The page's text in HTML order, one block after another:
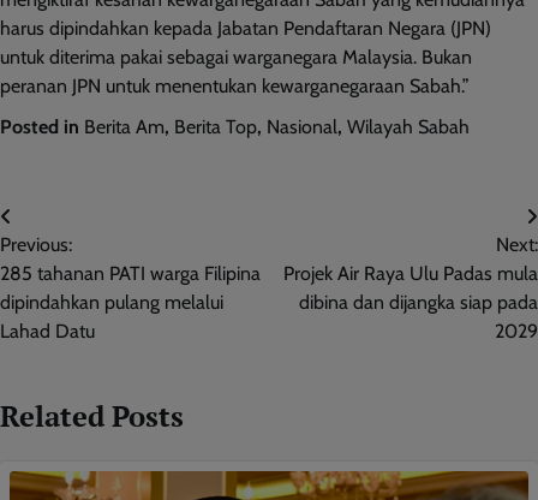
harus dipindahkan kepada Jabatan Pendaftaran Negara (JPN)
untuk diterima pakai sebagai warganegara Malaysia. Bukan
peranan JPN untuk menentukan kewarganegaraan Sabah.”
Posted in Berita Am, Berita Top, Nasional, Wilayah Sabah
Post
navigation
Previous:
285 tahanan PATI warga Filipina
dipindahkan pulang melalui
Lahad Datu
Next:
Projek Air Raya Ulu Padas mula
dibina dan dijangka siap pada
2029
Related Posts